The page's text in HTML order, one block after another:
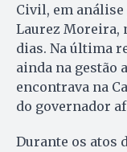
Civil, em
Laurez Moreira,
dias. Na última
ainda na gestão
encontrava na
do governador
Durante os atos